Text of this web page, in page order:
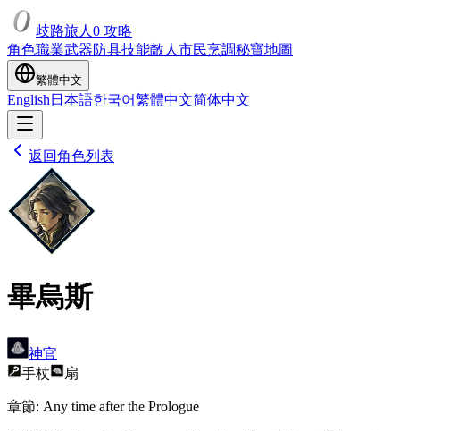
歧路旅人0 攻略
角色職業武器防具技能敵人 市民烹調秘寶地圖
繁體中文
English 日本語한국어繁體中文简体中文
返回角色列表
畢烏斯
神官
手杖
扇
章節: Any time after the Prologue